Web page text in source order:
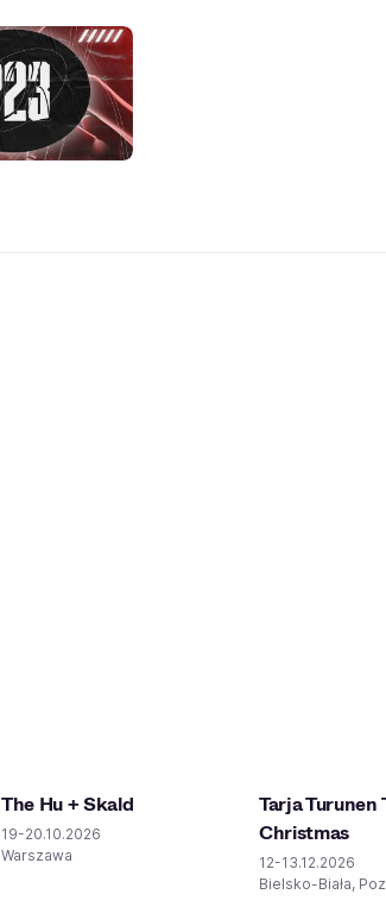
The Hu + Skald
19-20.10.2026
Warszawa
Tarja
Christmas
12-13.12.2026
Bielsko-Biała,